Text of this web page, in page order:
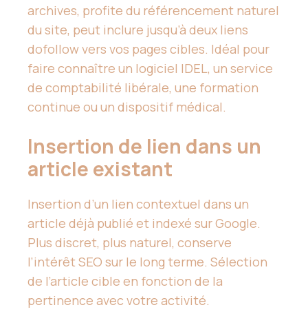
archives, profite du référencement naturel
du site, peut inclure jusqu’à deux liens
dofollow vers vos pages cibles. Idéal pour
faire connaître un logiciel IDEL, un service
de comptabilité libérale, une formation
continue ou un dispositif médical.
Insertion de lien dans un
article existant
Insertion d’un lien contextuel dans un
article déjà publié et indexé sur Google.
Plus discret, plus naturel, conserve
l’intérêt SEO sur le long terme. Sélection
de l’article cible en fonction de la
pertinence avec votre activité.